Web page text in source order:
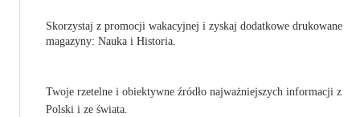
Skorzystaj z promocji wakacyjnej i zyskaj dodatkowe drukowane
magazyny: Nauka i Historia.
Twoje rzetelne i obiektywne źródło najważniejszych informacji z
Polski i ze świata.